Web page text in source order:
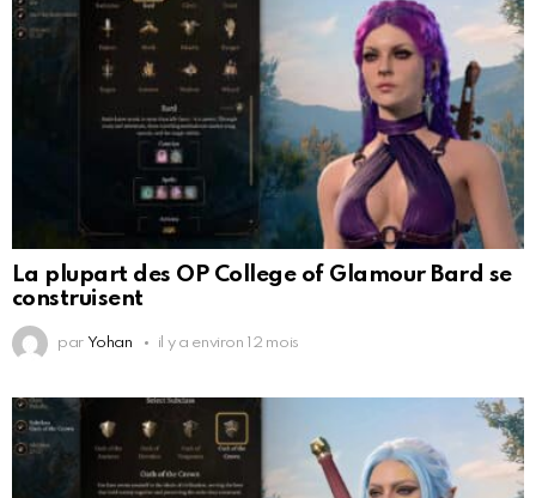
La plupart des OP College of Glamour Bard se
construisent
par Yohan il y a environ 12 mois